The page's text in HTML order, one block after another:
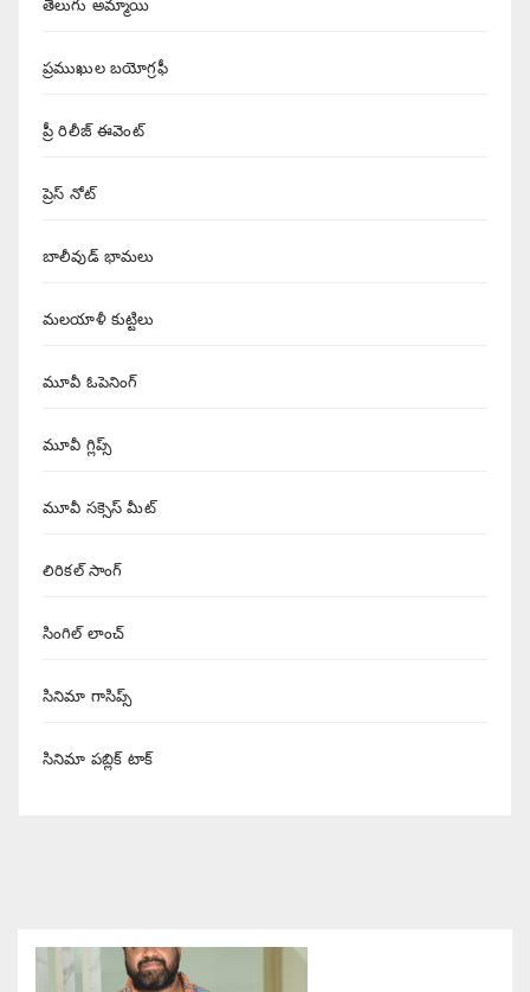
తెలుగు అమ్మాయి
ప్రముఖుల బయోగ్రఫీ
ప్రీ రిలీజ్ ఈవెంట్
ప్రెస్ నోట్
బాలీవుడ్ భామలు
మలయాళీ కుట్టిలు
మూవీ ఓపెనింగ్
మూవీ గ్లిప్స్
మూవీ సక్సెస్ మీట్
లిరికల్ సాంగ్
సింగిల్ లాంచ్
సినిమా గాసిప్స్
సినిమా పబ్లిక్ టాక్